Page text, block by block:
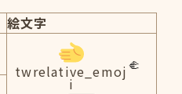
絵文字
twrelative_emoj
i